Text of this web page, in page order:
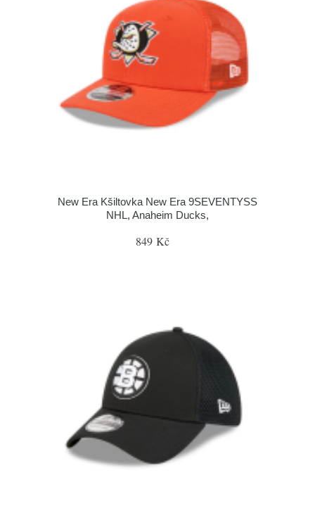
New Era Kšiltovka New Era 9SEVENTYSS
NHL, Anaheim Ducks,
849 Kč